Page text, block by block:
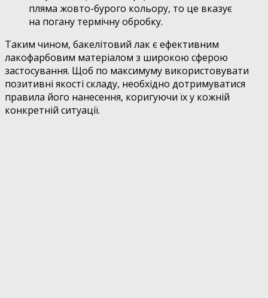
пляма жовто-бурого кольору, то це вказує
на погану термічну обробку.
Таким чином, бакелітовий лак є ефективним
лакофарбовим матеріалом з широкою сферою
застосування. Щоб по максимуму використовувати
позитивні якості складу, необхідно дотримуватися
правила його нанесення, коригуючи їх у кожній
конкретній ситуації.